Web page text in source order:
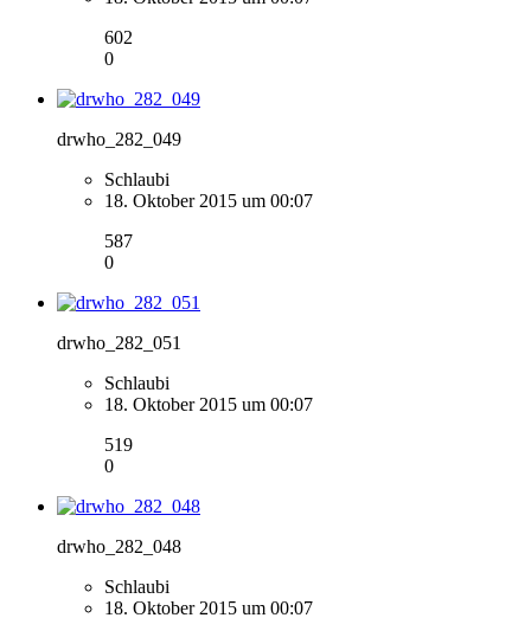
602
0
drwho_282_049
Schlaubi
18. Oktober 2015 um 00:07
587
0
drwho_282_051
Schlaubi
18. Oktober 2015 um 00:07
519
0
drwho_282_048
Schlaubi
18. Oktober 2015 um 00:07